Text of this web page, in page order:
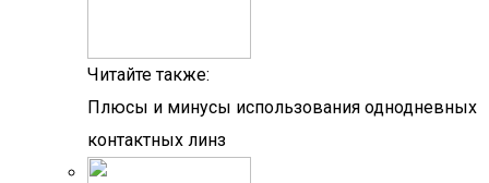
Читайте также:
Плюсы и минусы использования однодневных
контактных линз